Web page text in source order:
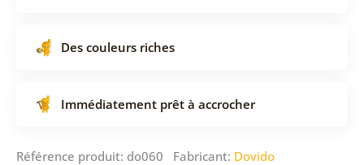
Des couleurs riches
Immédiatement prêt à accrocher
Référence produit: do060 Fabricant: Dovido